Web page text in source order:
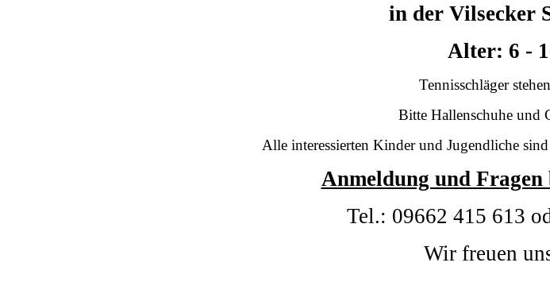
in der Vilsecker
Alter: 6 -
Tennisschläger
Bitte Hallenschuhe und
Alle interessierten Kinder und Jugendliche
Anmeldung und
Tel.: 09662 415 613
Wir freuen